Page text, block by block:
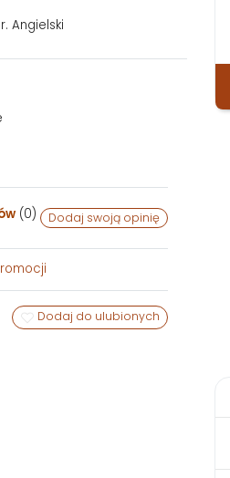
Angielski
(0) Dodaj swoją opinię
Dodaj do ulubionych